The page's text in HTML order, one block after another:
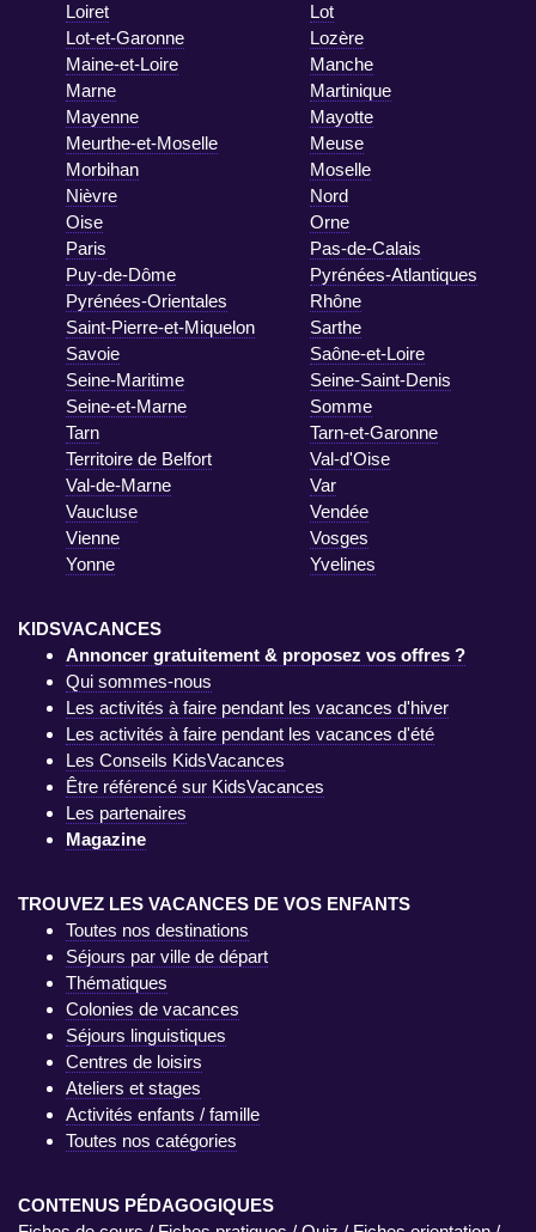
Loiret
Lot
Lot-et-Garonne
Lozère
Maine-et-Loire
Manche
Marne
Martinique
Mayenne
Mayotte
Meurthe-et-Moselle
Meuse
Morbihan
Moselle
Nièvre
Nord
Oise
Orne
Paris
Pas-de-Calais
Puy-de-Dôme
Pyrénées-Atlantiques
Pyrénées-Orientales
Rhône
Saint-Pierre-et-Miquelon
Sarthe
Savoie
Saône-et-Loire
Seine-Maritime
Seine-Saint-Denis
Seine-et-Marne
Somme
Tarn
Tarn-et-Garonne
Territoire de Belfort
Val-d'Oise
Val-de-Marne
Var
Vaucluse
Vendée
Vienne
Vosges
Yonne
Yvelines
KIDSVACANCES
Annoncer gratuitement & proposez vos offres ?
Qui sommes-nous
Les activités à faire pendant les vacances d'hiver
Les activités à faire pendant les vacances d'été
Les Conseils KidsVacances
Être référencé sur KidsVacances
Les partenaires
Magazine
TROUVEZ LES VACANCES DE VOS ENFANTS
Toutes nos destinations
Séjours par ville de départ
Thématiques
Colonies de vacances
Séjours linguistiques
Centres de loisirs
Ateliers et stages
Activités enfants / famille
Toutes nos catégories
CONTENUS PÉDAGOGIQUES